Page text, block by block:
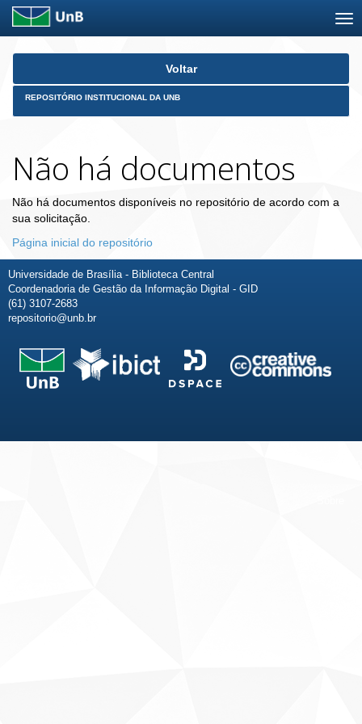
Skip
Voltar
REPOSITÓRIO INSTITUCIONAL DA UNB
Não há documentos
Não há documentos disponíveis no repositório de acordo com a
sua solicitação.
Página inicial do repositório
Universidade de Brasília - Biblioteca Central
Coordenadoria de Gestão da Informação Digital - GID
(61) 3107-2683
repositorio@unb.br